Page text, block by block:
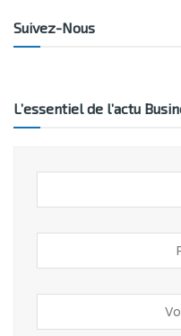
Suivez-Nous
L’essentiel de l’actu